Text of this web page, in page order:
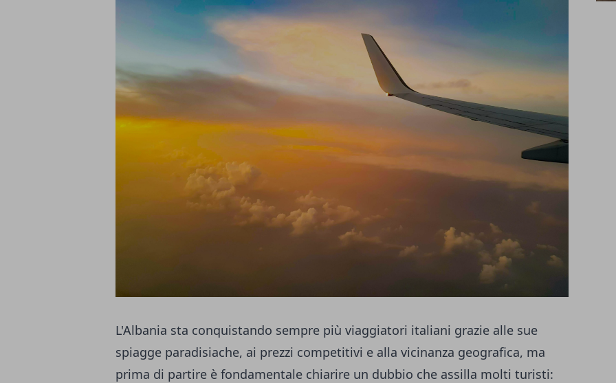
L'Albania sta conquistando sempre più viaggiatori italiani grazie alle sue
spiagge paradisiache, ai prezzi competitivi e alla vicinanza geografica, ma
prima di partire è fondamentale chiarire un dubbio che assilla molti turisti: